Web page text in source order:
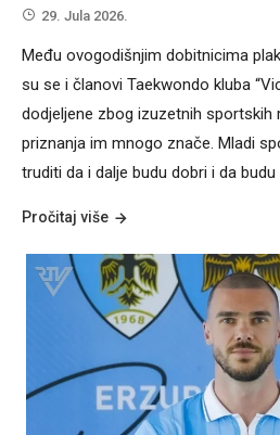
29. Jula 2026.
Među ovogodišnjim dobitnicima
su se i članovi Taekwondo kluba
dodjeljene zbog izuzetnih sportskih
priznanja im mnogo znače. Mladi
truditi da i dalje budu dobri i da
Pročitaj više